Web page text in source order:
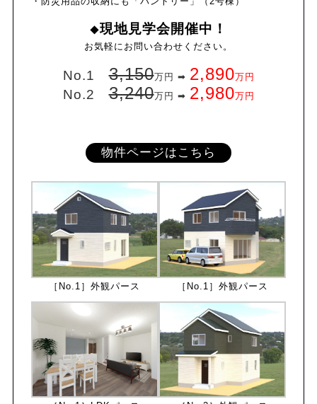
◆現地見学会開催中！
お気軽にお問い合わせください。
No.13,150万円 ➡ 2,890万円
No.23,240万円 ➡ 2,980万円
物件ページはこちら
［No.1］外観パース ［No.1］外観パース